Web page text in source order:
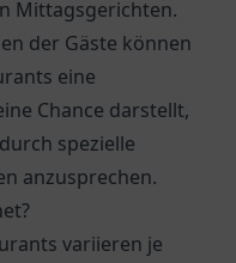
Mittagsgerichten.
der Gäste können
eine
Chance darstellt,
spezielle
anzusprechen.
variieren je